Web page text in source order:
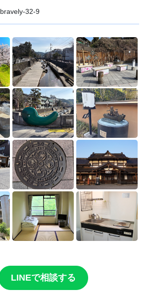
bravely-32-9
LINEで相談する